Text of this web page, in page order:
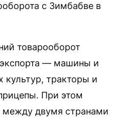
с Зимбабве в
товарооборот
экспорта — машины и
культур, тракторы и
При этом
между двумя странами